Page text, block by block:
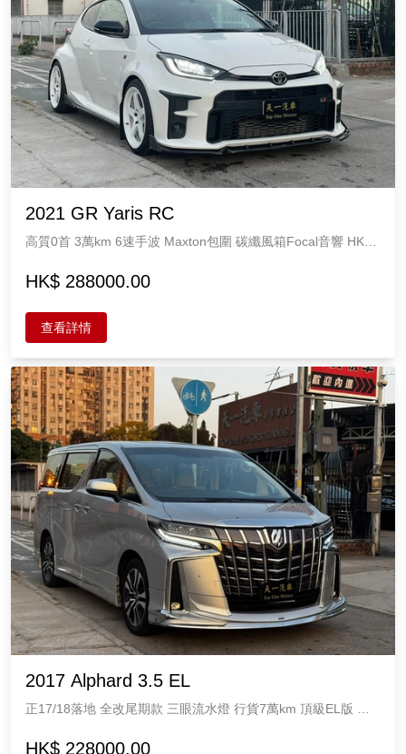
2021 GR Yaris RC
高質0首 3萬km 6速手波 Maxton包圍 碳纖風箱Focal音響 HKS
1618cc 5座
HK$ 288000.00
查看詳情
2017 Alphard 3.5 EL
正17/18落地 全改尾期款 三眼流水燈 行貨7萬km 頂級EL版 尾
花 高質冇中港 Toyota 3500cc 7座
HK$ 228000.00